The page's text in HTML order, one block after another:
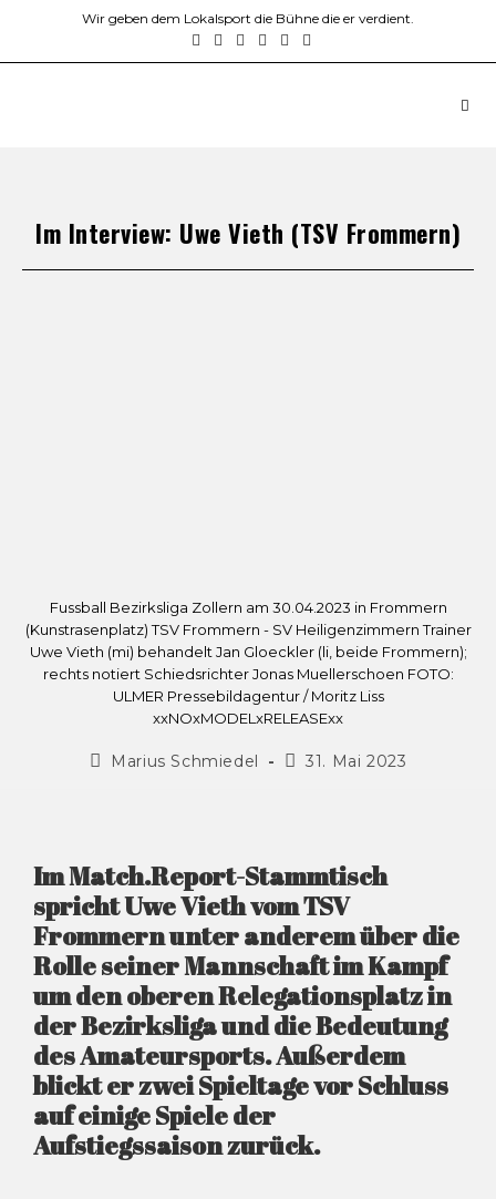
Wir geben dem Lokalsport die Bühne die er verdient.
Im Interview: Uwe Vieth (TSV Frommern)
Fussball Bezirksliga Zollern am 30.04.2023 in Frommern
(Kunstrasenplatz) TSV Frommern - SV Heiligenzimmern Trainer
Uwe Vieth (mi) behandelt Jan Gloeckler (li, beide Frommern);
rechts notiert Schiedsrichter Jonas Muellerschoen FOTO:
ULMER Pressebildagentur / Moritz Liss
xxNOxMODELxRELEASExx
Marius Schmiedel 31. Mai 2023
Im Match.Report-Stammtisch
spricht Uwe Vieth vom TSV
Frommern unter anderem über die
Rolle seiner Mannschaft im Kampf
um den oberen Relegationsplatz in
der Bezirksliga und die Bedeutung
des Amateursports. Außerdem
blickt er zwei Spieltage vor Schluss
auf einige Spiele der
Aufstiegssaison zurück.